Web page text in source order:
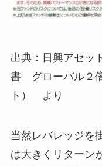
出典：日興アセッ
書 グローバル２
ト） より
当然レバレッジを
は大きくリターン